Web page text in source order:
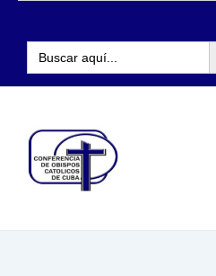
contenido
Buscar:
entradas